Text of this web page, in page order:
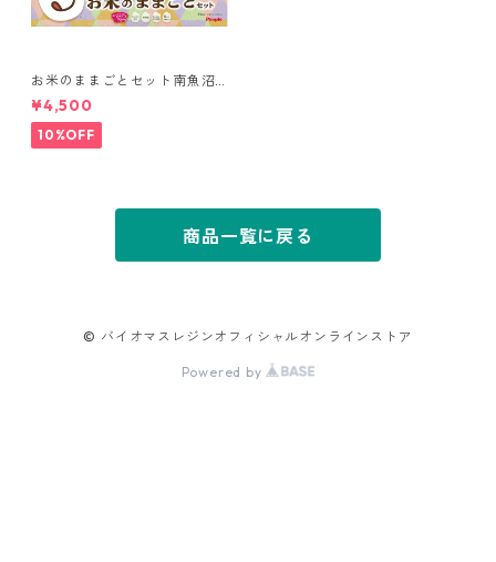
お米のままごとセット南魚沼
市限定版【純国産】
¥4,500
10%OFF
商品一覧に戻る
© バイオマスレジンオフィシャルオンラインストア
Powered by